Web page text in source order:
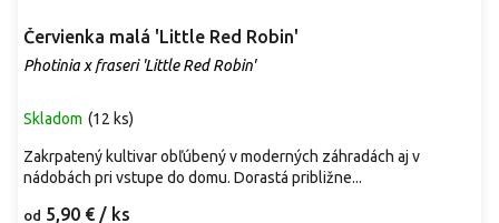
Červienka malá 'Little Red Robin'
Photinia x fraseri 'Little Red Robin'
Skladom (12 ks)
od 5,90 € / ks
Zakrpatený kultivar obľúbený v moderných záhradách aj v
nádobách pri vstupe do domu. Dorastá približne...